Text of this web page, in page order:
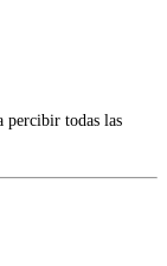
percibir todas las